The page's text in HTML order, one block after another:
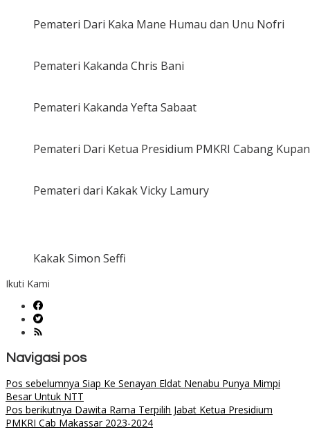
Pemateri Dari Kaka Mane Humau dan Unu Nofri
Pemateri Kakanda Chris Bani
Pemateri Kakanda Yefta Sabaat
Pemateri Dari Ketua Presidium PMKRI Cabang
Pemateri dari Kakak Vicky Lamury
Kakak Simon Seffi
Ikuti Kami
Navigasi pos
Pos sebelumnya Siap Ke Senayan Eldat Nenabu Punya Mimpi
Besar Untuk NTT
Pos berikutnya Dawita Rama Terpilih Jabat Ketua Presidium
PMKRI Cab Makassar 2023-2024